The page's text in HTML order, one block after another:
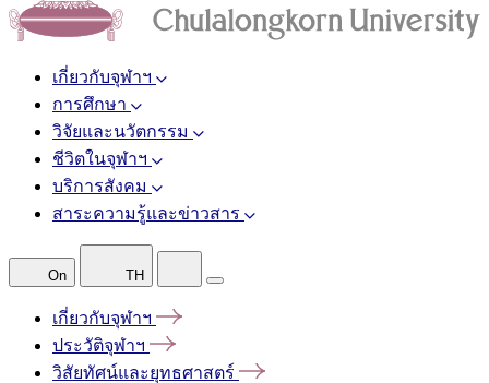
เกี่ยวกับจุฬาฯ
การศึกษา
วิจัยและนวัตกรรม
ชีวิตในจุฬาฯ
บริการสังคม
สาระความรู้และข่าวสาร
On TH
เกี่ยวกับจุฬาฯ
ประวัติจุฬาฯ
วิสัยทัศน์และยุทธศาสตร์